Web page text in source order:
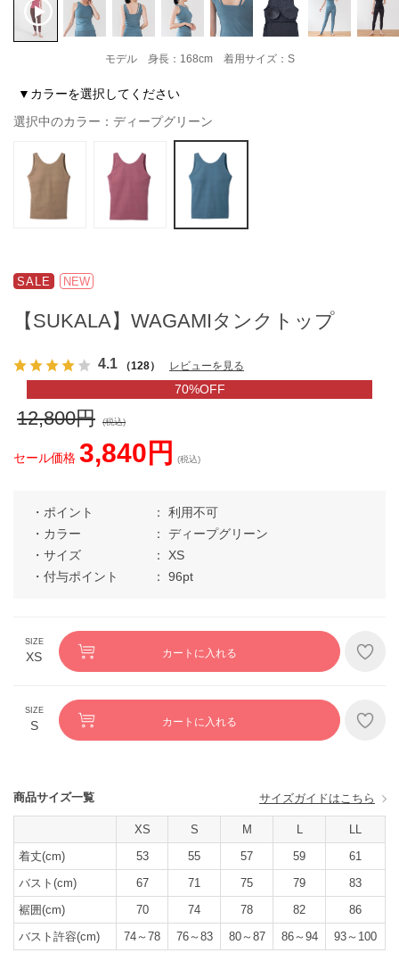
モデル 身長：168cm 着用サイズ：S
▼カラーを選択してください
選択中のカラー：ディープグリーン
SALE NEW
【SUKALA】WAGAMIタンクトップ
4.1 （128） レビューを見る
70%OFF
12,800円 (税込)
セール価格 3,840円 (税込)
ポイント
利用不可
カラー
ディープグリーン
サイズ
XS
付与ポイント
96pt
XS カートに入れる
S カートに入れる
商品サイズ一覧 サイズガイドはこちら
XS S M
着丈(cm)
53 55 57 59
61
バスト(cm)
67 71 75 79
83
裾囲(cm)
70 74 78 82
86
バスト許容(cm)
74～78 76～83 80～87 86～94 93～100